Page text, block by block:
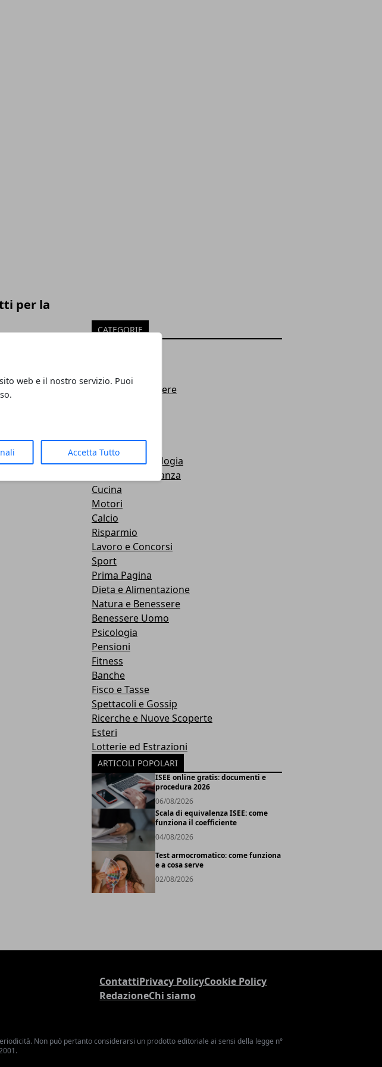
web e il nostro servizio. Puoi
Accetta Tutto
per la
CATEGORIE
Italia
Salute e Benessere
Investimenti
Scienza e tecnologia
Economia e Finanza
Cucina
Motori
Calcio
Risparmio
Lavoro e Concorsi
Sport
Prima Pagina
Dieta e Alimentazione
Natura e Benessere
Benessere Uomo
Psicologia
Pensioni
Fitness
Banche
Fisco e Tasse
Spettacoli e Gossip
Ricerche e Nuove Scoperte
Esteri
Lotterie ed Estrazioni
ARTICOLI POPOLARI
ISEE online gratis: documenti e
procedura 2026
06/08/2026
Scala di equivalenza ISEE: come
funziona il coefficiente
04/08/2026
Test armocromatico: come funziona
e a cosa serve
02/08/2026
ContattiPrivacy PolicyCookie Policy
RedazioneChi siamo
Non può pertanto considerarsi un prodotto editoriale ai sensi della legge n°